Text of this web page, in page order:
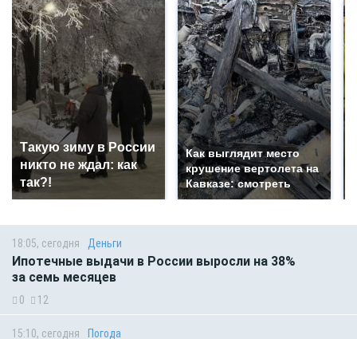
Такую зиму в России
никто не ждал: как
так?!
Как выглядит место
крушение вертолета на
Кавказе: смотреть
18:05, сегодня Деньги
Ипотечные выдачи в России выросли на 38%
за семь месяцев
0 12
15:10, сегодня Погода